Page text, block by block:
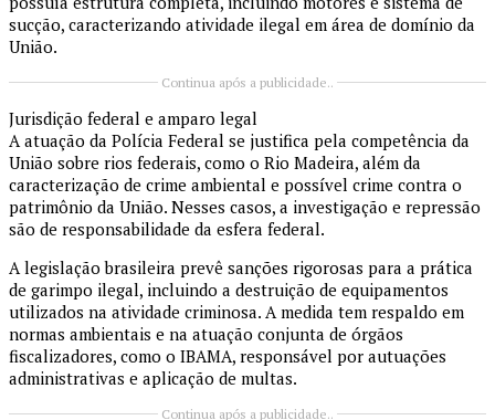
sucção, caracterizando atividade ilegal em área de domínio da
União.
Continua após a publicidade..
Jurisdição federal e amparo legal
A atuação da Polícia Federal se justifica pela competência da
União sobre rios federais, como o Rio Madeira, além da
caracterização de crime ambiental e possível crime contra o
patrimônio da União. Nesses casos, a investigação e repressão
são de responsabilidade da esfera federal.
A legislação brasileira prevê sanções rigorosas para a prática
de garimpo ilegal, incluindo a destruição de equipamentos
utilizados na atividade criminosa. A medida tem respaldo em
normas ambientais e na atuação conjunta de órgãos
fiscalizadores, como o IBAMA, responsável por autuações
administrativas e aplicação de multas.
Continua após a publicidade..